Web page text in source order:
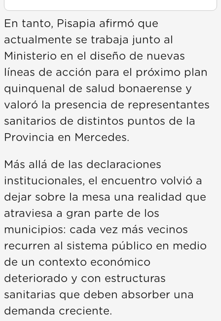
En tanto, Pisapia afirmó que
actualmente se trabaja junto al
Ministerio en el diseño de nuevas
líneas de acción para el próximo plan
quinquenal de salud bonaerense y
valoró la presencia de representantes
sanitarios de distintos puntos de la
Provincia en Mercedes.
Más allá de las declaraciones
institucionales, el encuentro volvió a
dejar sobre la mesa una realidad que
atraviesa a gran parte de los
municipios: cada vez más vecinos
recurren al sistema público en medio
de un contexto económico
deteriorado y con estructuras
sanitarias que deben absorber una
demanda creciente.